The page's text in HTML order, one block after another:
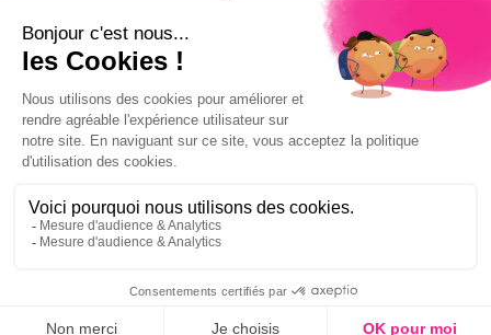
popsciences@universite-lyon.fr
Tél.+33 (0)4 37 37 82 01
https://www.youtube.com/embed/Qm-prNOXepo